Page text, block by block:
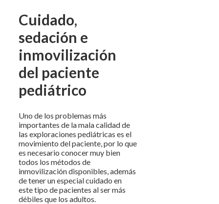
Cuidado,
sedación e
inmovilización
del paciente
pediátrico
Uno de los problemas más
importantes de la mala calidad de
las exploraciones pediátricas es el
movimiento del paciente, por lo que
es necesario conocer muy bien
todos los métodos de
inmovilización disponibles, además
de tener un especial cuidado en
este tipo de pacientes al ser más
débiles que los adultos.